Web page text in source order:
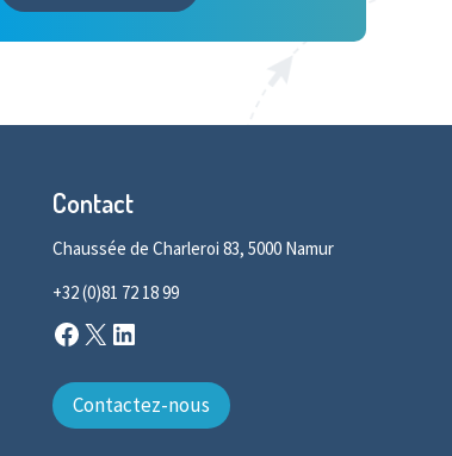
Contact
Chaussée de Charleroi 83, 5000 Namur
+32 (0)81 72 18 99
Facebook
X
Contactez-nous